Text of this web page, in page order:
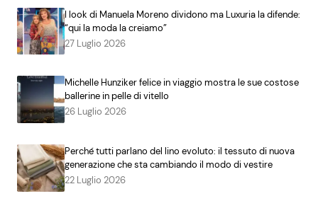
I look di Manuela Moreno dividono ma Luxuria la difende:
“qui la moda la creiamo”
27 Luglio 2026
Michelle Hunziker felice in viaggio mostra le sue costose
ballerine in pelle di vitello
26 Luglio 2026
Perché tutti parlano del lino evoluto: il tessuto di nuova
generazione che sta cambiando il modo di vestire
22 Luglio 2026